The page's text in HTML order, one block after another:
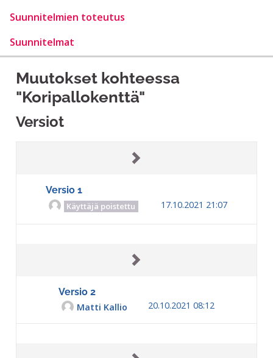
Suunnitelmien toteutus
Suunnitelmat
Muutokset kohteessa
"Koripallokenttä"
Versiot
Versio 1
Käyttäjä poistettu 17.10.2021 21:07
Versio 2
Matti Kallio
20.10.2021 08:12